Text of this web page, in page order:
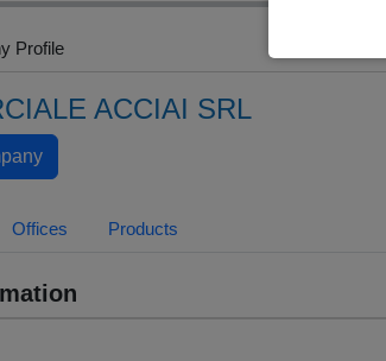
Profile
ACCIAI SRL
Offices Products